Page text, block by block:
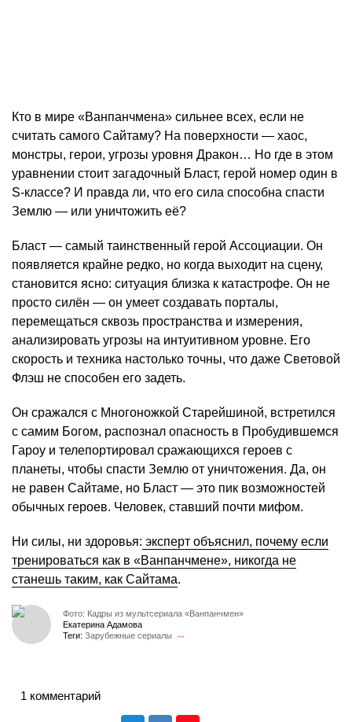
Кто в мире «Ванпанчмена» сильнее всех, если не
считать самого Сайтаму? На поверхности — хаос,
монстры, герои, угрозы уровня Дракон… Но где в этом
уравнении стоит загадочный Бласт, герой номер один в
S-классе? И правда ли, что его сила способна спасти
Землю — или уничтожить её?
Бласт — самый таинственный герой Ассоциации. Он
появляется крайне редко, но когда выходит на сцену,
становится ясно: ситуация близка к катастрофе. Он не
просто силён — он умеет создавать порталы,
перемещаться сквозь пространства и измерения,
анализировать угрозы на интуитивном уровне. Его
скорость и техника настолько точны, что даже Световой
Флэш не способен его задеть.
Он сражался с Многоножкой Старейшиной, встретился
с самим Богом, распознал опасность в Пробудившемся
Гароу и телепортировал сражающихся героев с
планеты, чтобы спасти Землю от уничтожения. Да, он
не равен Сайтаме, но Бласт — это пик возможностей
обычных героев. Человек, ставший почти мифом.
Ни силы, ни здоровья: эксперт объяснил, почему если
тренироваться как в «Ванпанчмене», никогда не
станешь таким, как Сайтама.
Фото: Кадры из мультсериала «Ванпанчмен»
Екатерина Адамова
Теги: Зарубежные сериалы
1 комментарий